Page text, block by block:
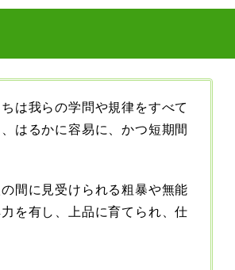
は我らの学問や規律をすべて
はるかに容易に、かつ短期間
間に見受けられる粗暴や無能
を有し、上品に育てられ、仕